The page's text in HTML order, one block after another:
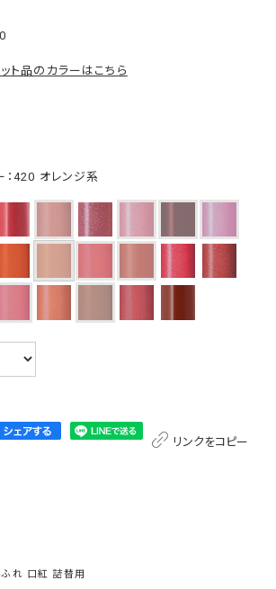
ト品のカラーはこちら
420 オレンジ系
リンクをコピー
ふれ 口紅 詰替用